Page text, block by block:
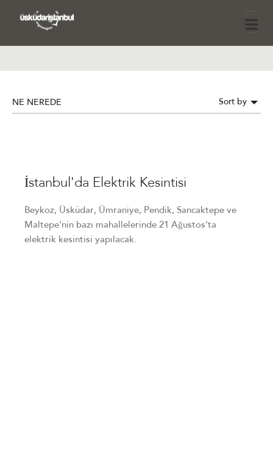
NE NEREDE Sort by
İstanbul'da Elektrik Kesintisi
Beykoz, Üsküdar, Ümraniye, Pendik, Sancaktepe ve
Maltepe'nin bazı mahallelerinde 21 Ağustos'ta
elektrik kesintisi yapılacak.